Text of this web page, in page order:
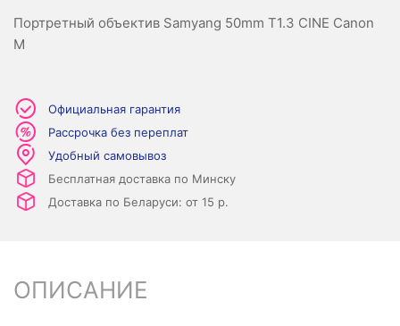
Портретный объектив Samyang 50mm T1.3 CINE Canon
M
Официальная гарантия
Рассрочка без переплат
Удобный самовывоз
Бесплатная доставка по Минску
Доставка по Беларуси: от 15 р.
ОПИСАНИЕ